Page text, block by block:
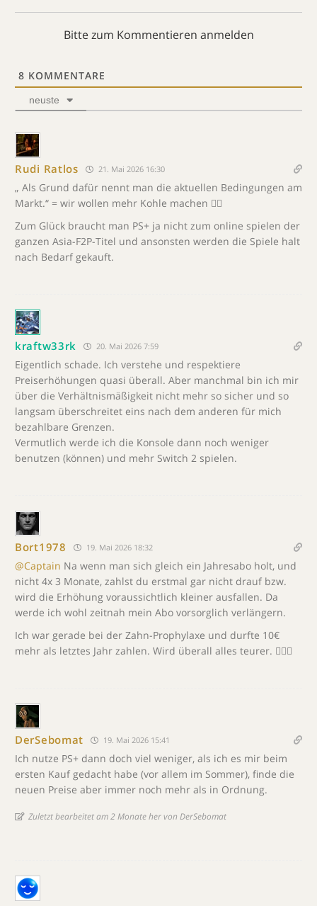
Bitte zum Kommentieren anmelden
8 KOMMENTARE
neuste
Rudi Ratlos 21. Mai 2026 16:30
„ Als Grund dafür nennt man die aktuellen Bedingungen am
Markt.“ = wir wollen mehr Kohle machen 🤷‍♂️
Zum Glück braucht man PS+ ja nicht zum online spielen der
ganzen Asia-F2P-Titel und ansonsten werden die Spiele halt
nach Bedarf gekauft.
kraftw33rk 20. Mai 2026 7:59
Eigentlich schade. Ich verstehe und respektiere
Preiserhöhungen quasi überall. Aber manchmal bin ich mir
über die Verhältnismäßigkeit nicht mehr so sicher und so
langsam überschreitet eins nach dem anderen für mich
bezahlbare Grenzen.
Vermutlich werde ich die Konsole dann noch weniger
benutzen (können) und mehr Switch 2 spielen.
Bort1978 19. Mai 2026 18:32
@Captain Na wenn man sich gleich ein Jahresabo holt, und
nicht 4x 3 Monate, zahlst du erstmal gar nicht drauf bzw.
wird die Erhöhung voraussichtlich kleiner ausfallen. Da
werde ich wohl zeitnah mein Abo vorsorglich verlängern.
Ich war gerade bei der Zahn-Prophylaxe und durfte 10€
mehr als letztes Jahr zahlen. Wird überall alles teurer. 🤷🏼‍♂️
DerSebomat 19. Mai 2026 15:41
Ich nutze PS+ dann doch viel weniger, als ich es mir beim
ersten Kauf gedacht habe (vor allem im Sommer), finde die
neuen Preise aber immer noch mehr als in Ordnung.
Zuletzt bearbeitet am 2 Monate her von DerSebomat